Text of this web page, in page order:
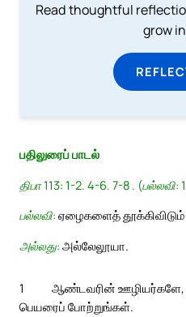
Read thoughtful
grow
பதிலுரைப் பாடல்
திபா 113: 1-2. 4-6. 7-8 .
பல்லவி: ஏழைகளைத்
அல்லது: அல்லேலூயா.
1
ஆண்டவரின் ஊழியர்களே,
பெயரைப் போற்றுங்கள்.